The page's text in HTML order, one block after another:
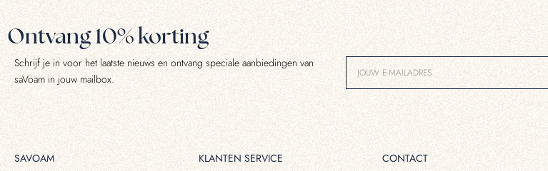
Ontvang 10% korting
Schrijf je in voor het laatste nieuws en ontvang speciale aanbiedingen van
saVoam in jouw mailbox.
SAVOAM KLANTEN SERVICE CONTACT